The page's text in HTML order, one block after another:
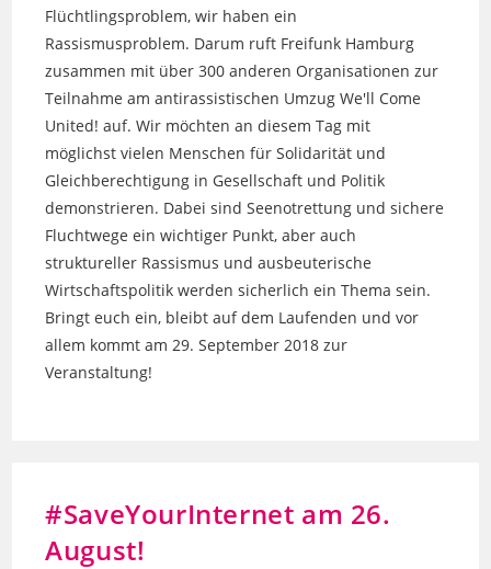
Flüchtlingsproblem, wir haben ein
Rassismusproblem. Darum ruft Freifunk Hamburg
zusammen mit über 300 anderen Organisationen zur
Teilnahme am antirassistischen Umzug We'll Come
United! auf. Wir möchten an diesem Tag mit
möglichst vielen Menschen für Solidarität und
Gleichberechtigung in Gesellschaft und Politik
demonstrieren. Dabei sind Seenotrettung und sichere
Fluchtwege ein wichtiger Punkt, aber auch
struktureller Rassismus und ausbeuterische
Wirtschaftspolitik werden sicherlich ein Thema sein.
Bringt euch ein, bleibt auf dem Laufenden und vor
allem kommt am 29. September 2018 zur
Veranstaltung!
#SaveYourInternet am 26.
August!